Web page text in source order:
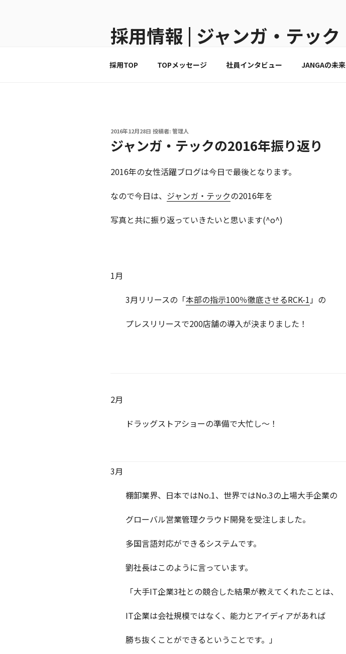
採用情報 | ジャンガ・テック
採用TOP TOPメッセージ 社員インタビュー JANGAの未来
投
稿
日:
2016年12月28日 投稿者:管理人
ジャンガ・テックの2016年振り返り
2016年の女性活躍ブログは今日で最後となります。
なので今日は、 ジャンガ・テックの2016年を
写真と共に振り返っていきたいと思います(^o^)
1月
3月リリースの「本部の指示100％徹底させるRCK-1」の
プレスリリースで200店舗の導入が決まりました！
2月
ドラッグストアショーの準備で大忙し～！
3月
棚卸業界、日本ではNo.1、世界ではNo.3の上場大手企業の
グローバル営業管理クラウド開発を受注しました。
多国言語対応ができるシステムです。
劉社長はこのように言っています。
「大手IT企業3社との競合した結果が教えてくれたことは、
IT企業は会社規模ではなく、能力とアイディアがあれば
勝ち抜くことができるということです。」